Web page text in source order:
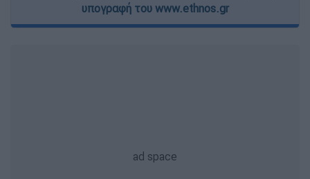
υπογραφή του www.ethnos.gr